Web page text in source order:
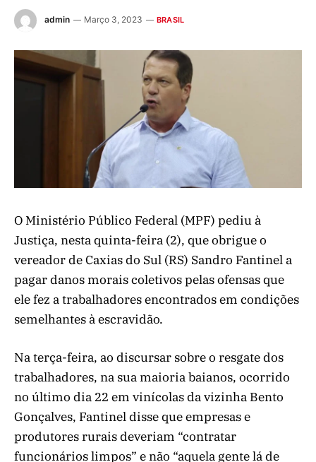
admin Março 3, 2023 BRASIL
O Ministério Público Federal (MPF) pediu à
Justiça, nesta quinta-feira (2), que obrigue o
vereador de Caxias do Sul (RS) Sandro Fantinel a
pagar danos morais coletivos pelas ofensas que
ele fez a trabalhadores encontrados em condições
semelhantes à escravidão.
Na terça-feira, ao discursar sobre o resgate dos
trabalhadores, na sua maioria baianos, ocorrido
no último dia 22 em vinícolas da vizinha Bento
Gonçalves, Fantinel disse que empresas e
produtores rurais deveriam “contratar
funcionários limpos” e não “aquela gente lá de